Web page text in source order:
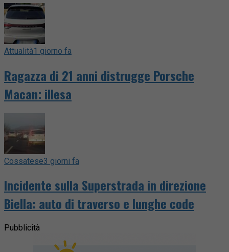
Attualità1 giorno fa
Ragazza di 21 anni distrugge Porsche
Macan: illesa
Cossatese3 giorni fa
Incidente sulla Superstrada in direzione
Biella: auto di traverso e lunghe code
Pubblicità